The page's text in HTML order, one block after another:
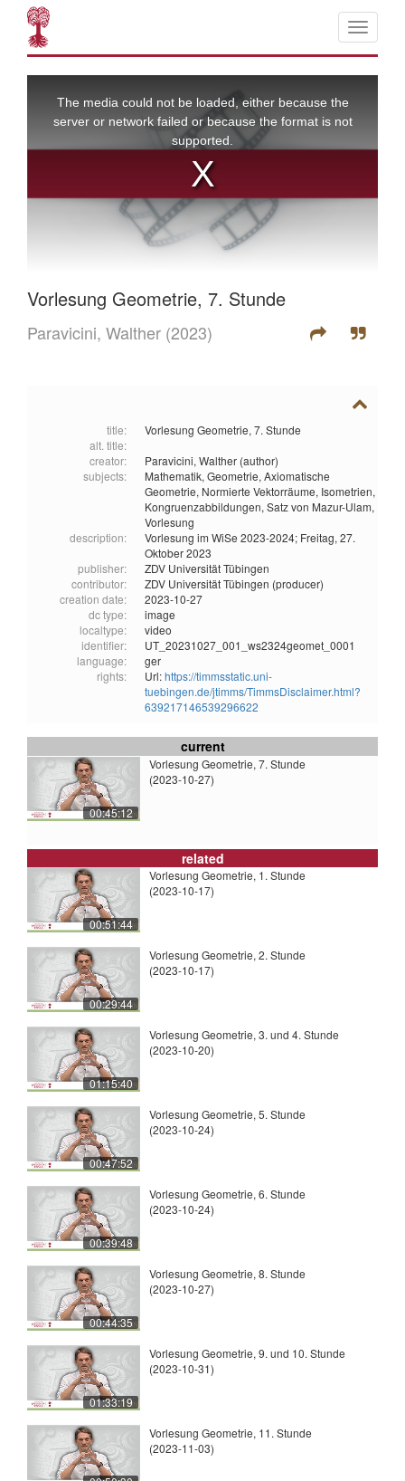
Vorlesung Geometrie, 7. Stunde
Paravicini, Walther (2023)
title:
Vorlesung Geometrie, 7. Stunde
alt. title:
creator:
Paravicini, Walther (author)
subjects:
Mathematik, Geometrie, Axiomatische
Geometrie, Normierte Vektorräume, Isometrien,
Kongruenzabbildungen, Satz von Mazur-Ulam,
Vorlesung
description:
Vorlesung im WiSe 2023-2024; Freitag, 27.
Oktober 2023
publisher:
ZDV Universität Tübingen
contributor:
ZDV Universität Tübingen (producer)
creation date:
2023-10-27
dc type:
image
localtype:
video
identifier:
UT_20231027_001_ws2324geomet_0001
language:
ger
rights:
Url:https://timmsstatic.uni-
tuebingen.de/jtimms/TimmsDisclaimer.html?
639217146539296622
current
00:45:12
Vorlesung Geometrie, 7. Stunde
(2023-10-27)
related
00:51:44
Vorlesung Geometrie, 1. Stunde
(2023-10-17)
00:29:44
Vorlesung Geometrie, 2. Stunde
(2023-10-17)
01:15:40
Vorlesung Geometrie, 3. und 4. Stunde
(2023-10-20)
00:47:52
Vorlesung Geometrie, 5. Stunde
(2023-10-24)
00:39:48
Vorlesung Geometrie, 6. Stunde
(2023-10-24)
00:44:35
Vorlesung Geometrie, 8. Stunde
(2023-10-27)
01:33:19
Vorlesung Geometrie, 9. und 10. Stunde
(2023-10-31)
Vorlesung Geometrie, 11. Stunde
(2023-11-03)